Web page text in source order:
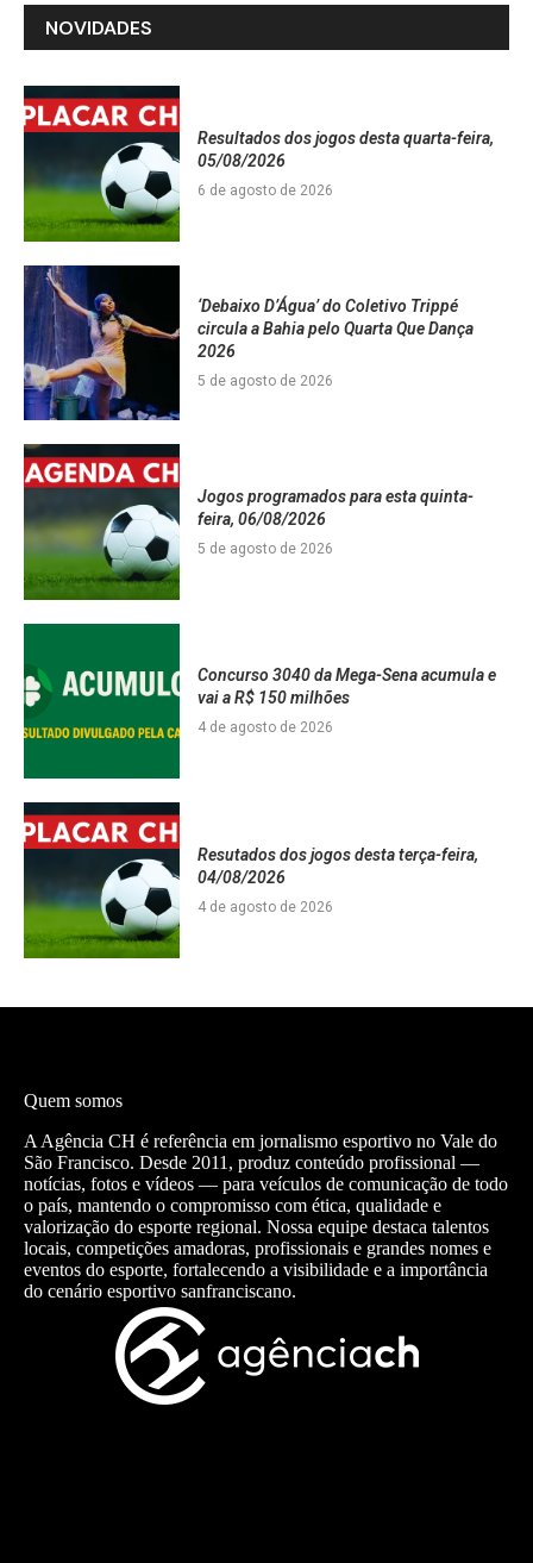
NOVIDADES
Resultados dos jogos desta quarta-feira,
05/08/2026
6 de agosto de 2026
‘Debaixo D’Água’ do Coletivo Trippé
circula a Bahia pelo Quarta Que Dança
2026
5 de agosto de 2026
Jogos programados para esta quinta-
feira, 06/08/2026
5 de agosto de 2026
Concurso 3040 da Mega-Sena acumula e
vai a R$ 150 milhões
4 de agosto de 2026
Resutados dos jogos desta terça-feira,
04/08/2026
4 de agosto de 2026
Quem somos
A Agência CH é referência em jornalismo esportivo no Vale do
São Francisco. Desde 2011, produz conteúdo profissional —
notícias, fotos e vídeos — para veículos de comunicação de todo
o país, mantendo o compromisso com ética, qualidade e
valorização do esporte regional. Nossa equipe destaca talentos
locais, competições amadoras, profissionais e grandes nomes e
eventos do esporte, fortalecendo a visibilidade e a importância
do cenário esportivo sanfranciscano.